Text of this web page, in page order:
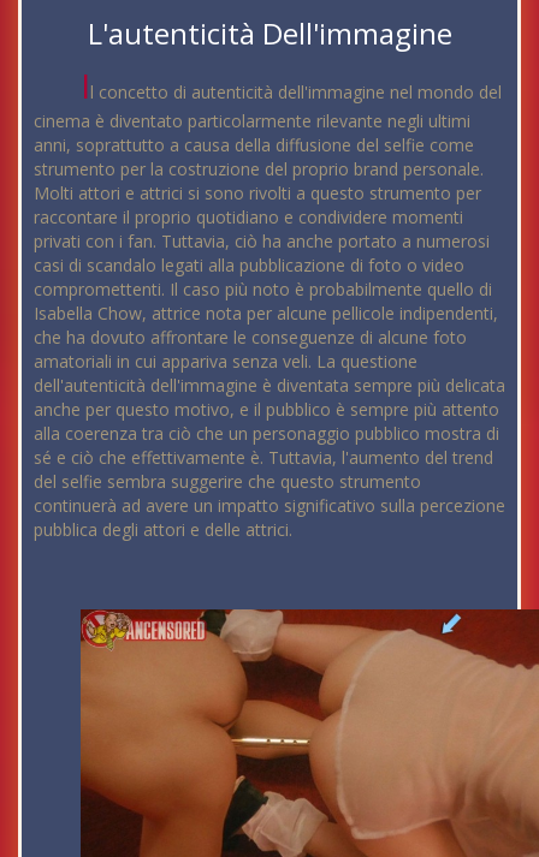
L'autenticità Dell'immagine
Il concetto di autenticità dell'immagine nel mondo del
cinema è diventato particolarmente rilevante negli ultimi
anni, soprattutto a causa della diffusione del selfie come
strumento per la costruzione del proprio brand personale.
Molti attori e attrici si sono rivolti a questo strumento per
raccontare il proprio quotidiano e condividere momenti
privati con i fan. Tuttavia, ciò ha anche portato a numerosi
casi di scandalo legati alla pubblicazione di foto o video
compromettenti. Il caso più noto è probabilmente quello di
Isabella Chow, attrice nota per alcune pellicole indipendenti,
che ha dovuto affrontare le conseguenze di alcune foto
amatoriali in cui appariva senza veli. La questione
dell'autenticità dell'immagine è diventata sempre più delicata
anche per questo motivo, e il pubblico è sempre più attento
alla coerenza tra ciò che un personaggio pubblico mostra di
sé e ciò che effettivamente è. Tuttavia, l'aumento del trend
del selfie sembra suggerire che questo strumento
continuerà ad avere un impatto significativo sulla percezione
pubblica degli attori e delle attrici.